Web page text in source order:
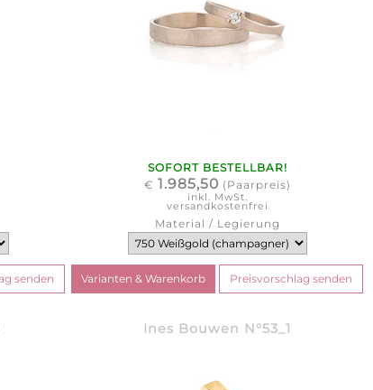
SOFORT BESTELLBAR!
€ 1.985,50 (Paarpreis)
inkl. MwSt.
versandkostenfrei
Material / Legierung
Ines Bouwen N°53_1